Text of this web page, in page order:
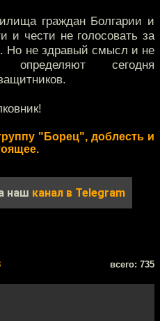
граждан Болгарии и
и чести не голосовать за
Но не здравый смысл и не
определяют сегодня
"Борец", доблесть и
наш канал в Telegram
всего: 735